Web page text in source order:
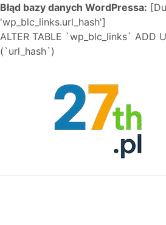
Błąd bazy danych WordPressa:
'wp_blc_links.url_hash']
ALTER TABLE `wp_blc_links` ADD
(`url_hash`)